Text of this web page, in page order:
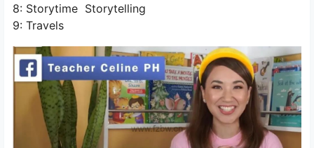
8: Storytime Storytelling
9: Travels